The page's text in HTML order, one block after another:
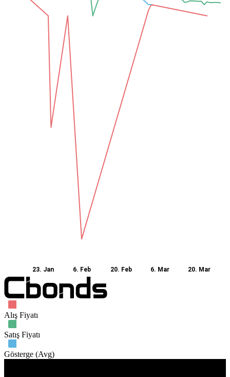
23. Jan 6. Feb 20. Feb 6. Mar 20. Mar
Alış Fiyatı
Satış Fiyatı
Gösterge (Avg)